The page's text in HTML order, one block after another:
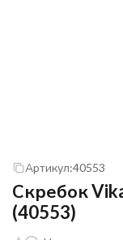
Артикул:40553
Скребок
(40553)